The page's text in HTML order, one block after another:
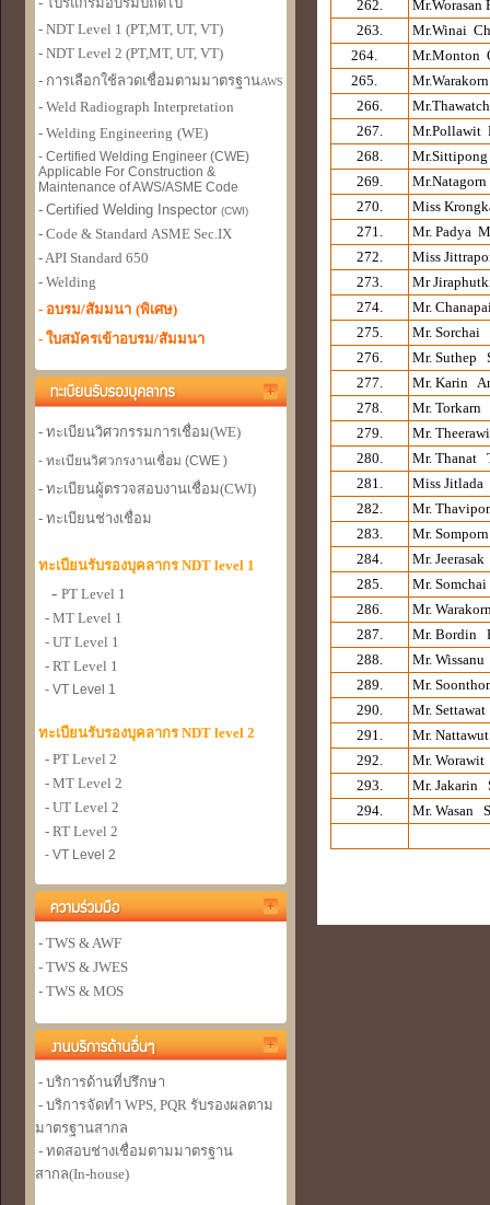
- NDT Level 1 (PT,MT, UT, VT)
- NDT Level 2 (PT,MT, UT, VT)
- การเลือกใช้ลวดเชื่อมตามมาตรฐานAWS
- Weld Radiograph Interpretation
- Welding Engineering (WE)
- Certified Welding Engineer (CWE)
Applicable For Construction &
Maintenance of AWS/ASME Code
- Certified Welding Inspector (CWI)
- Code & Standard ASME Sec.IX
- API Standard 650
- Welding
- อบรม/สัมมนา (พิเศษ)
- ใบสมัครเข้าอบรม/สัมมนา
- ทะเบียนวิศวกรรมการเชื่อม(WE)
- ทะเบียนวิศวกรงานเชื่อม (CWE )
- ทะเบียนผู้ตรวจสอบงานเชื่อม(CWI)
- ทะเบียนช่างเชื่อม
ทะเบียนรับรองบุคลากร NDT level 1
- PT Level 1
- MT Level 1
- UT Level 1
- RT Level 1
- VT Level 1
ทะเบียนรับรองบุคลากร NDT level 2
- PT Level 2
- MT Level 2
- UT Level 2
- RT Level 2
- VT Level 2
- TWS & AWF
- TWS & JWES
- TWS & MOS
- บริการด้านที่ปรึกษา
- บริการจัดทำ WPS, PQR รับรองผลตาม
มาตรฐานสากล
- ทดสอบช่างเชื่อมตามมาตรฐาน
สากล(In-house)
262.
Mr.Worasan
263.
Mr.Winai
264.
Mr.Monton
265.
266.
267.
Mr.Pollawit
268.
269.
270.
Miss
271.
Mr. Padya
272.
Miss
273.
Mr
274.
Mr.
275.
Mr. Sorchai
276.
Mr. Suthep
277.
Mr. Karin
278.
Mr. Torkarn
279.
Mr.
280.
Mr. Thanat
281.
Miss Jitlada
282.
Mr.
283.
Mr.
284.
Mr.
285.
Mr.
286.
Mr.
287.
Mr. Bordin
288.
Mr.
289.
Mr.
290.
Mr.
291.
Mr.
292.
Mr.
293.
Mr. Jakarin
294.
Mr. Wasan